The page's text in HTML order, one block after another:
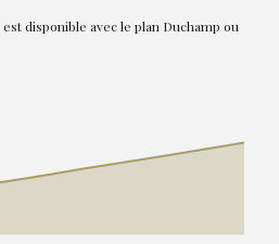
disponible avec le plan Duchamp ou